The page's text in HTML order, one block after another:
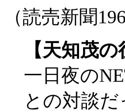
（読売新聞
【天知茂の
一日夜の
との対談